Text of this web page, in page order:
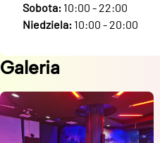
Sobota: 10:00 - 22:00
Niedziela: 10:00 - 20:00
Galeria